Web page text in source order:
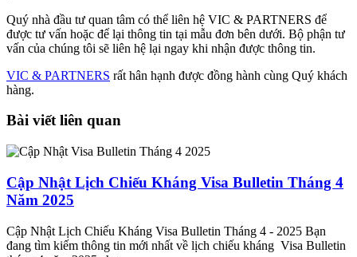
Quý nhà đầu tư quan tâm có thể liên hệ VIC & PARTNERS để
được tư vấn hoặc để lại thông tin tại mẫu đơn bên dưới. Bộ phận tư
vấn của chúng tôi sẽ liên hệ lại ngay khi nhận được thông tin.
VIC & PARTNERS rất hân hạnh được đồng hành cùng Quý khách
hàng.
Bài viết liên quan
Cập Nhật Lịch Chiếu Kháng Visa Bulletin Tháng 4
Năm 2025
Cập Nhật Lịch Chiếu Kháng Visa Bulletin Tháng 4 - 2025 Bạn
đang tìm kiếm thông tin mới nhất về lịch chiếu kháng Visa Bulletin